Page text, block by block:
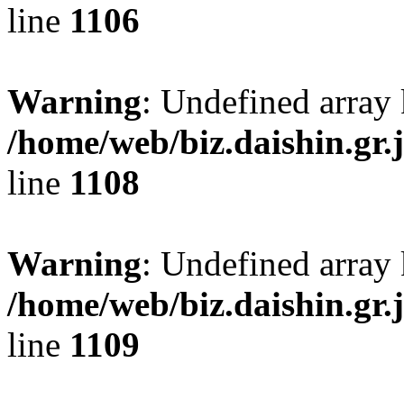
line 1106
Warning: Undefined
/home/web/
line 1108
Warning: Undefined
/home/web/
line 1109